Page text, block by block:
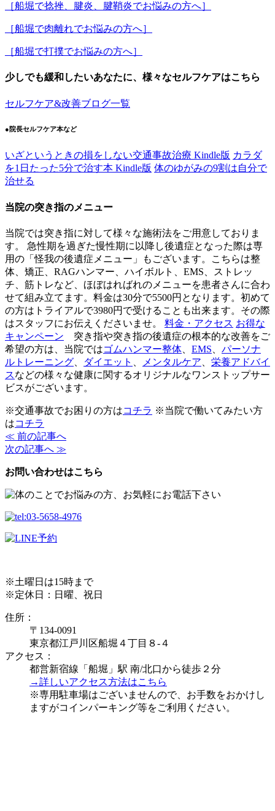
［船堀で捻挫、腱炎、腱鞘炎でお悩みの方へ］
［船堀で肉離れでお悩みの方へ］
［船堀で打撲でお悩みの方へ］
少しでも緩和したいあなたに、様々なセルフケアはこちら
セルフケア&改善ブログ一覧
●院長セルフケア本など
いざというときの損をしない交通事故治療 Kindle版 カラダ
を1日たった5分で治す本 Kindle版 体のゆがみの9割は自分で
治せる
当院の突き指のメニュー
当院では突き指に対して様々な施術法をご用意しておりま
す。 急性期を過ぎた慢性期に以降し後遺症となった際は専
用の「怪我の後遺症メニュー」もございます。こちらは整
体、矯正、RAGハンマー、ハイボルト、EMS、ストレッ
チ、筋トレなど、ほぼはればれのメニューを患者さんに合わ
せて組み立てます。料金は30分で5500円となります。初めて
の方はトライアルで3980円で受けることも出来ます。その際
はスタッフにお伝えくださいませ。 料金・アクセス お得な
キャンペーン
突き指や突き指の後遺症の根本的な改善をご
希望の方は、当院ではゴムハンマー整体 EMS
パーソナ
ルトレーニング
ダイエット メンタルケア
栄養アドバイ
スなどの様々な健康に関するオリジナルなワンストップサー
ビスがございます。
※交通事故でお困りの方はコチラ ※当院で働いてみたい方
はコチラ
≪ 前の記事へ
次の記事へ ≫
お問い合わせはこちら
※土曜日は15時まで
※定休日：日曜、祝日
住所：
〒134-0091
東京都江戸川区船堀４丁目８-４
アクセス：
都営新宿線「船堀」駅 南/北口から徒歩２分
→詳しいアクセス方法はこちら
※専用駐車場はございませんので、お手数をおかけし
ますがコインパーキング等をご利用ください。